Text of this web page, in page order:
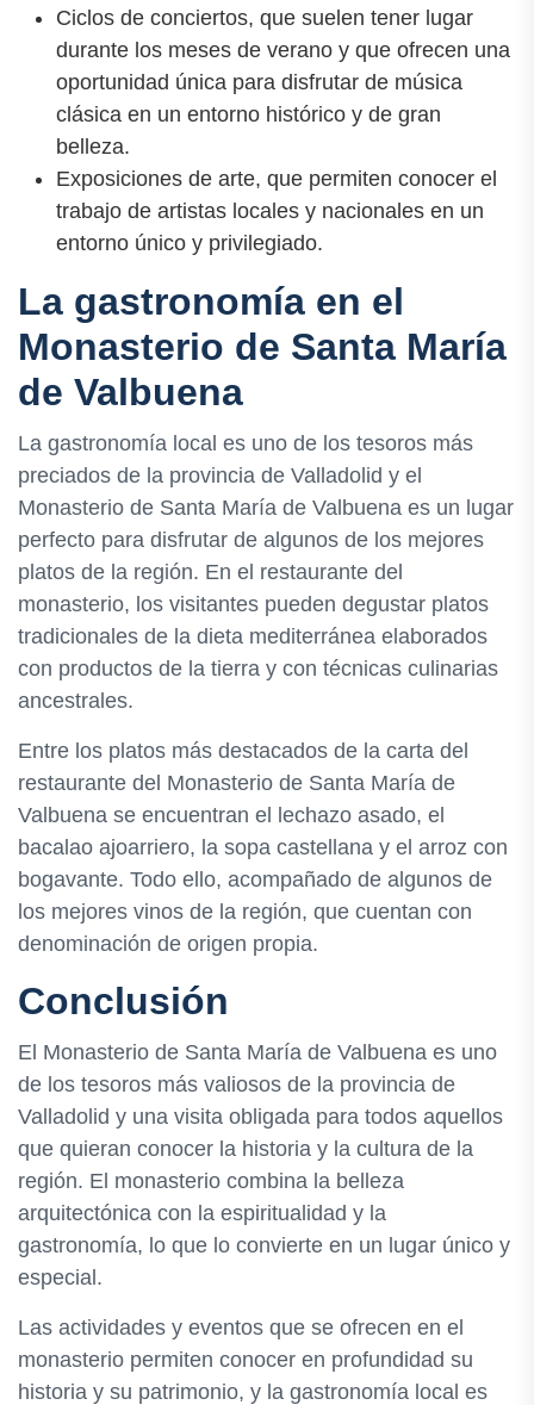
Ciclos de conciertos, que suelen tener lugar
durante los meses de verano y que ofrecen una
oportunidad única para disfrutar de música
clásica en un entorno histórico y de gran
belleza.
Exposiciones de arte, que permiten conocer el
trabajo de artistas locales y nacionales en un
entorno único y privilegiado.
La gastronomía en el
Monasterio de Santa María
de Valbuena
La gastronomía local es uno de los tesoros más
preciados de la provincia de Valladolid y el
Monasterio de Santa María de Valbuena es un lugar
perfecto para disfrutar de algunos de los mejores
platos de la región. En el restaurante del
monasterio, los visitantes pueden degustar platos
tradicionales de la dieta mediterránea elaborados
con productos de la tierra y con técnicas culinarias
ancestrales.
Entre los platos más destacados de la carta del
restaurante del Monasterio de Santa María de
Valbuena se encuentran el lechazo asado, el
bacalao ajoarriero, la sopa castellana y el arroz con
bogavante. Todo ello, acompañado de algunos de
los mejores vinos de la región, que cuentan con
denominación de origen propia.
Conclusión
El Monasterio de Santa María de Valbuena es uno
de los tesoros más valiosos de la provincia de
Valladolid y una visita obligada para todos aquellos
que quieran conocer la historia y la cultura de la
región. El monasterio combina la belleza
arquitectónica con la espiritualidad y la
gastronomía, lo que lo convierte en un lugar único y
especial.
Las actividades y eventos que se ofrecen en el
monasterio permiten conocer en profundidad su
historia y su patrimonio, y la gastronomía local es